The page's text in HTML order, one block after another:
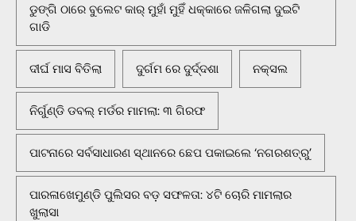
ଡୁଙ୍ଗି ଠାରେ ବୁଲେଟ କାର୍ ମୁହାଁ ମୁହିଁ ଧକ୍କାରେ ଜଳିଗଲା ଦୁଇଟି
ଗାଡି
ଦୀର୍ଘ ମାସ ବିତିଲା ଦୁର୍ଗମ ରେ ଦୁର୍ଦ୍ଦଶା ନକ୍ସଲ
ନିର୍ଗୁଣ୍ଡି ଡବଲ୍ ମର୍ଡର ମାମଲା: ୩ ଗିରଫ
ପାଟନାରେ ସର୍ବସାଧାରଣ ସ୍ଥାନରେ ଛେପ ପକାଇଲେ ‘ନଗରଶତ୍ରୁ’
ପାରଳାଖେମୁଣ୍ଡି ପୁଲିସର ବଡ଼ ସଫଳତା: ୪ଟି ଚୋରି ମାମଲାର
ଖୁଲାସା